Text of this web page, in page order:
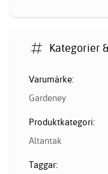
Kategorier
Varumärke:
Gardeney
Produktkategori:
Altantak
Taggar: